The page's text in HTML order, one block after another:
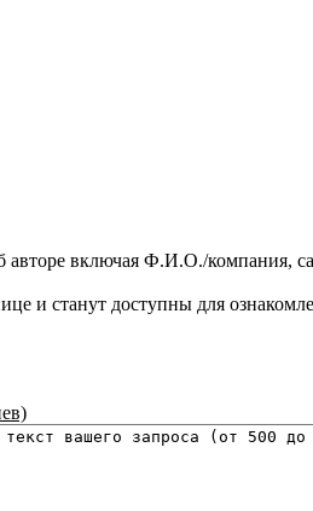
включая Ф.И.О./компания,
и станут доступны для